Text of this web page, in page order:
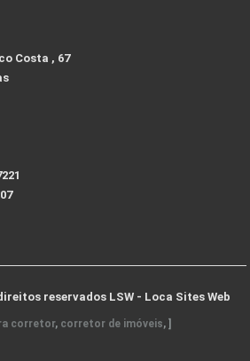
Costa , 67
reservados LSW - Loca Sites Web
corretor, corretor de imóveis, ]